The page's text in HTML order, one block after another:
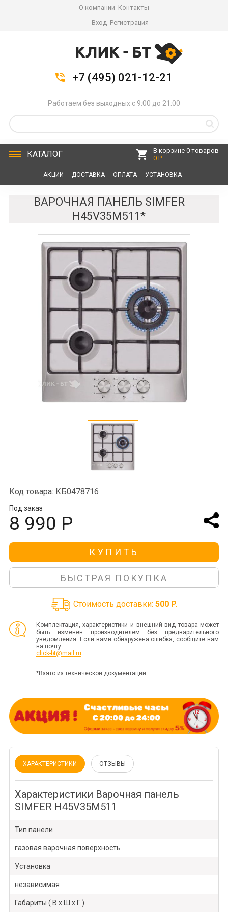
О компании Контакты
Вход Регистрация
+7 (495) 021-12-21
Работаем без выходных с 9:00 до 21:00
КАТАЛОГ
В корзине 0 товаров
0 Р
АКЦИИ ДОСТАВКА ОПЛАТА УСТАНОВКА
ВАРОЧНАЯ ПАНЕЛЬ SIMFER
H45V35M511*
Код товара: КБ0478716
Под заказ
8 990 Р
КУПИТЬ
БЫСТРАЯ ПОКУПКА
Стоимость доставки: 500 P.
Комплектация, характеристики и внешний вид товара может
быть изменен производителем без предварительного
уведомления. Если вами обнаружена ошибка, сообщите нам
на почту
click-bt@mail.ru
*Взято из технической документации
ХАРАКТЕРИСТИКИ ОТЗЫВЫ
Характеристики Варочная панель
SIMFER H45V35M511
Тип панели
газовая варочная поверхность
Установка
независимая
Габариты ( В х Ш х Г )